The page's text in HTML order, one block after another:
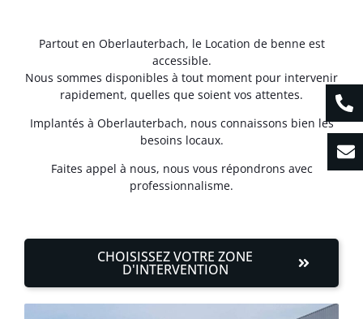
Partout en Oberlauterbach, le Location de benne est
accessible.
Nous sommes disponibles à tout moment pour intervenir
rapidement, quelles que soient vos attentes.
Implantés à Oberlauterbach, nous connaissons bien les
besoins locaux.
Faites appel à nous, nous vous répondrons avec
professionnalisme.
CHOISISSEZ VOTRE ZONE
D'INTERVENTION